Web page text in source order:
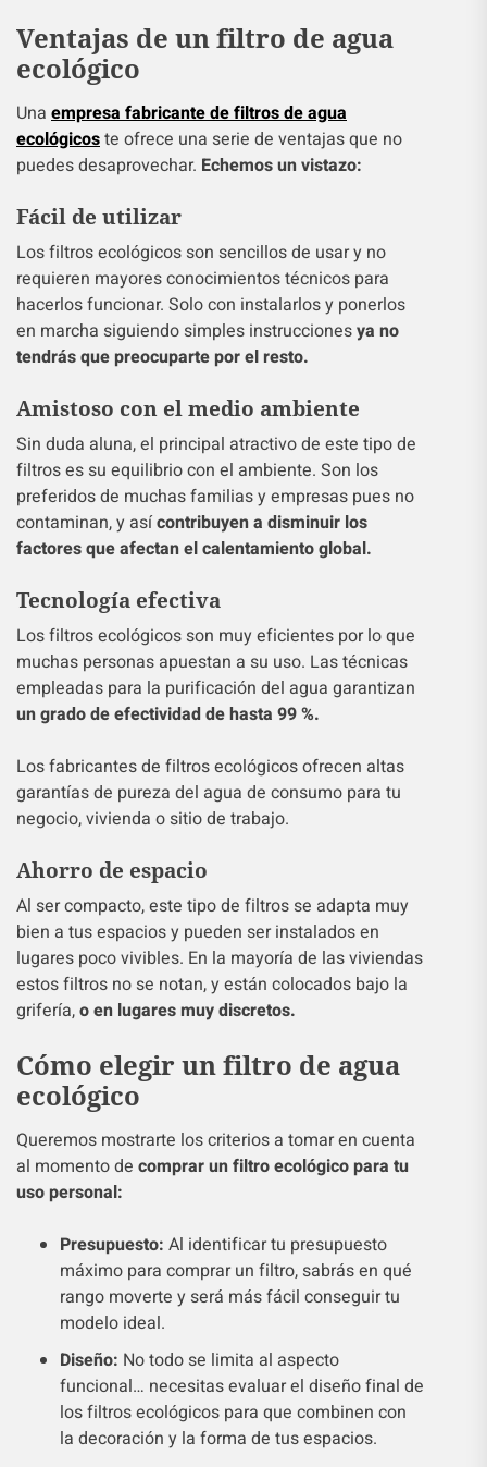
Ventajas de un filtro de agua
ecológico
Una empresa fabricante de filtros de agua
ecológicoste ofrece una serie de ventajas que no
puedes desaprovechar. Echemos un vistazo:
Fácil de utilizar
Los filtros ecológicos son sencillos de usar y no
requieren mayores conocimientos técnicos para
hacerlos funcionar. Solo con instalarlos y ponerlos
en marcha siguiendo simples instruccionesya no
tendrás que preocuparte por el resto.
Amistoso con el medio ambiente
Sin duda aluna, el principal atractivo de este tipo de
filtros es su equilibrio con el ambiente. Son los
preferidos de muchas familias y empresas pues no
contaminan, y asícontribuyen a disminuir los
factores que afectan el calentamiento global.
Tecnología efectiva
Los filtros ecológicos son muy eficientes por lo que
muchas personas apuestan a su uso. Las técnicas
empleadas para la purificación del agua garantizan
un grado de efectividad de hasta 99 %.
Los fabricantes de filtros ecológicos ofrecen altas
garantías de pureza del agua de consumo para tu
negocio, vivienda o sitio de trabajo.
Ahorro de espacio
Al ser compacto, este tipo de filtros se adapta muy
bien a tus espacios y pueden ser instalados en
lugares poco vivibles. En la mayoría de las viviendas
estos filtros no se notan, y están colocados bajo la
grifería,o en lugares muy discretos.
Cómo elegir un filtro de agua
ecológico
Queremos mostrarte los criterios a tomar en cuenta
al momento de comprar un filtro ecológico para tu
uso personal:
Presupuesto: Al identificar tu presupuesto
máximo para comprar un filtro, sabrás en qué
rango moverte y será más fácil conseguir tu
modelo ideal.
Diseño: No todo se limita al aspecto
funcional… necesitas evaluar el diseño final de
los filtros ecológicos para que combinen con
la decoración y la forma de tus espacios.